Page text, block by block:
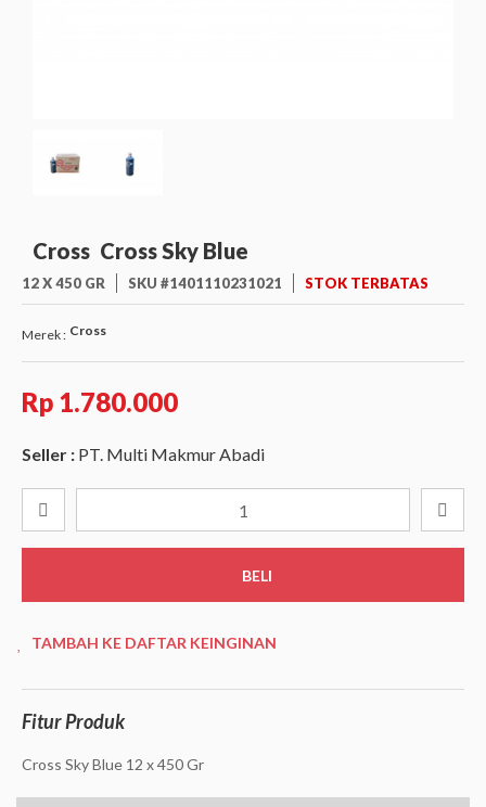
Cross Cross Sky Blue
12 X 450 GR SKU #1401110231021 STOK TERBATAS
Merek : Cross
Rp 1.780.000
Seller : PT. Multi Makmur Abadi
BELI
TAMBAH KE DAFTAR KEINGINAN
Fitur Produk
Cross Sky Blue 12 x 450 Gr